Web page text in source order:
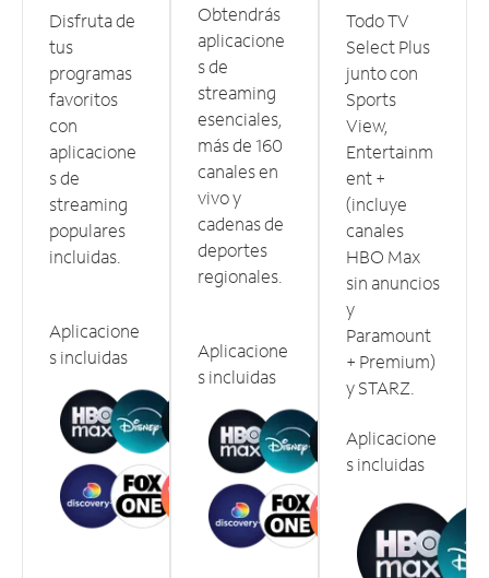
Disfruta de
tus
programas
favoritos
con
aplicacione
s de
streaming
populares
incluidas.
Aplicacione
s incluidas
Obtendrás
aplicacione
s de
streaming
esenciales,
más de 160
canales en
vivo y
cadenas de
deportes
regionales.
Aplicacione
s incluidas
Todo TV
Select Plus
junto con
Sports
View,
Entertainm
ent +
(incluye
canales
HBO Max
sin anuncios
y
Paramount
+ Premium)
y STARZ.
Aplicacione
s incluidas